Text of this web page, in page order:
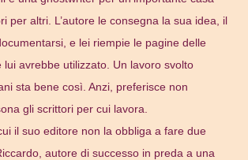
per altri. L’autore le consegna la sua idea, il
e lei riempie le pagine delle
lui avrebbe utilizzato. Un lavoro svolto
sta bene così. Anzi, preferisce non
gli scrittori per cui lavora.
il suo editore non la obbliga a fare due
autore di successo in preda a una